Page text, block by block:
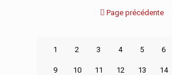
Page précédente
1 2 3 4 5 6
9 10 11 12 13 14